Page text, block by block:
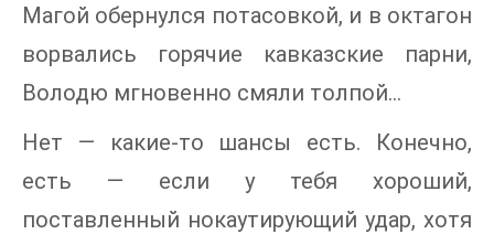
Магой обернулся потасовкой, и в октагон
ворвались горячие кавказские парни,
Володю мгновенно смяли толпой…
Нет — какие-то шансы есть. Конечно,
есть — если у тебя хороший,
поставленный нокаутирующий удар, хотя